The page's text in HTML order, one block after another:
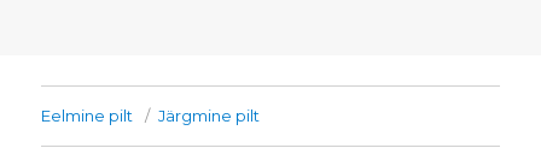
Eelmine pilt Järgmine pilt